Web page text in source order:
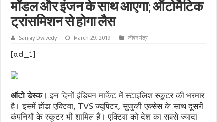
मॉडल और इंजन के साथ आएगा; ऑटोमैटिक
ट्रांसमिशन से होगा लैस
Sanjay Dwivedy March 29, 2019 जीवन मंत्र
[ad_1]
ऑटो डेस्क।इन दिनों इंडियन मार्केट में स्टाइलिश स्कूटर की भरमार
है। इसमें होंडा एक्टिवा, TVS ज्यूपिटर, सुजुकी एक्सेस के साथ दूसरी
कंपनियों के स्कूटर भी शामिल हैं। एक्टिवा को देश का सबसे ज्यादा